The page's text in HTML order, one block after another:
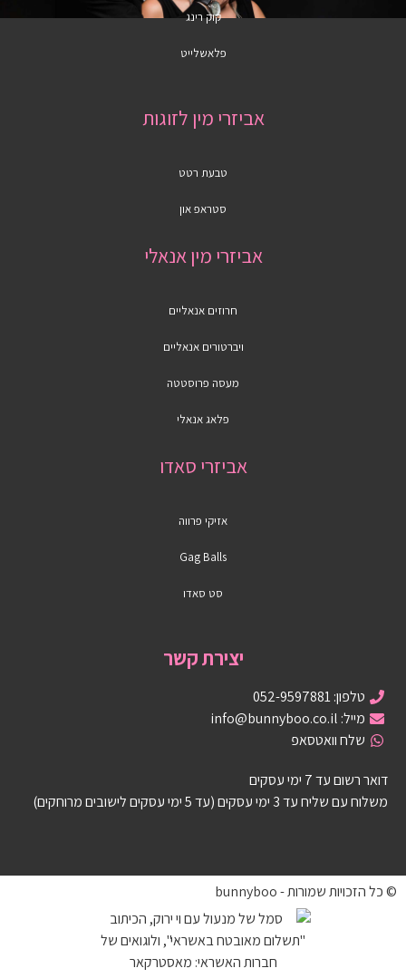
קוק רינג
פלאשלייט
אביזרי מין לזוגות
טבעת רטט
סטראפ און
אביזרי מין אנאלי
חרוזים אנאליים
ויברטורים אנאליים
מעסה פרוסטטה
פלאג אנאלי
אביזרי סאדו
אזיקי פרווה
Gag Balls
סט סאדו
יצירת קשר
טלפון: 052-9597881
מייל: info@bunnyboo.co.il
שלח וואטסאפ
דואר רשום עד 7 ימי עסקים
משלוח עם שליח עד 3 ימי עסקים (עד 5 ימי עסקים לישובים מרוחקים)
© כל הזכויות שמורות - bunnyboo